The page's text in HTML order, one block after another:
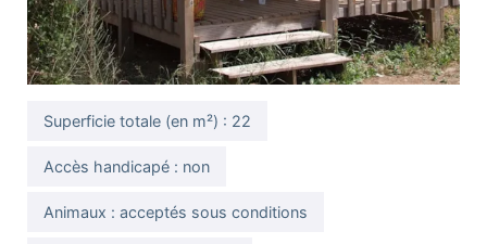
Superficie totale (en m²) : 22
Accès handicapé : non
Animaux : acceptés sous conditions